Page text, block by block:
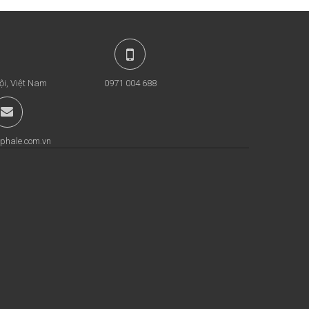
Việt Nam
0971 004 688